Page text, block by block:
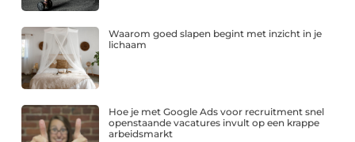
Waarom goed slapen begint met inzicht in je
lichaam
Hoe je met Google Ads voor recruitment snel
openstaande vacatures invult op een krappe
arbeidsmarkt